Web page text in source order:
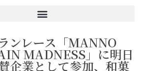
ンレース「MANNO
MADNESS」に明日
企業として参加、和菓